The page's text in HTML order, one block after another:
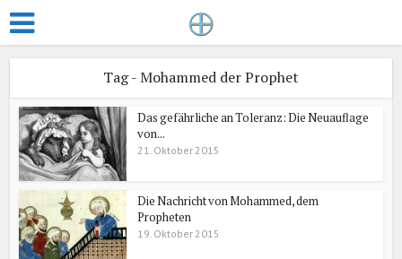
Tag - Mohammed der Prophet
Das gefährliche an Toleranz: Die Neuauflage
von...
21. Oktober 2015
Die Nachricht von Mohammed, dem
Propheten
19. Oktober 2015